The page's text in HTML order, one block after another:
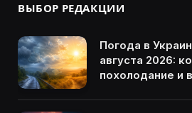
ВЫБОР РЕДАКЦИИ
Погода в
августа 2026:
похолодание и